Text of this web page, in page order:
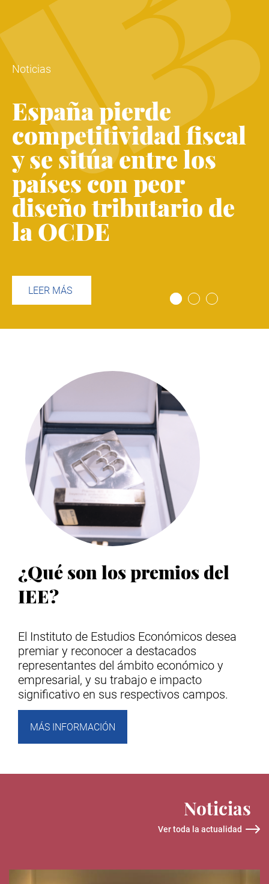
Noticias
España pierde
competitividad fiscal
y se sitúa entre los
países con peor
diseño tributario de
la OCDE
LEER MÁS
¿Qué son los premios del
IEE?
El Instituto de Estudios Económicos desea
premiar y reconocer a destacados
representantes del ámbito económico y
empresarial, y su trabajo e impacto
significativo en sus respectivos campos.
MÁS INFORMACIÓN
Noticias
Ver toda la actualidad